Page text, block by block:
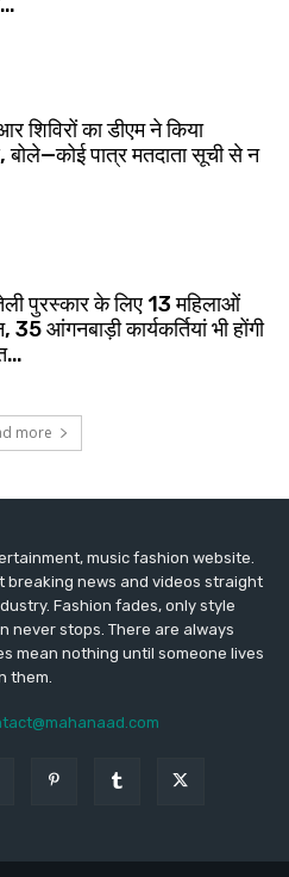
music fashion website.
breaking news and videos straight
Fashion fades, only style
never stops. There are always
mean nothing until someone lives
them.